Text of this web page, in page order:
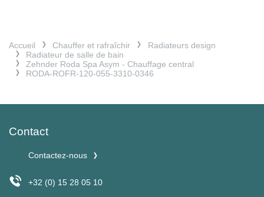
Accueil Chauffer et rafraîchir
Radiateurs design
Radiateur de salle de bain
Zehnder Roda Spa Asym - Chauffage central
RODA-ROFR-120-055-3310-0346
Contact
Contactez-nous
+32 (0) 15 28 05 10